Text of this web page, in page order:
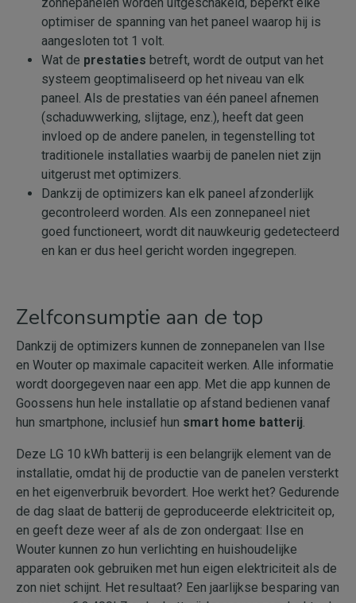
optimiser de spanning van het paneel waarop hij is
aangesloten tot 1 volt.
Wat de prestaties betreft, wordt de output van het
systeem geoptimaliseerd op het niveau van elk
paneel. Als de prestaties van één paneel afnemen
(schaduwwerking, slijtage, enz.), heeft dat geen
invloed op de andere panelen, in tegenstelling tot
traditionele installaties waarbij de panelen niet zijn
uitgerust met optimizers.
Dankzij de optimizers kan elk paneel afzonderlijk
gecontroleerd worden. Als een zonnepaneel niet
goed functioneert, wordt dit nauwkeurig gedetecteerd
en kan er dus heel gericht worden ingegrepen.
Zelfconsumptie aan de top
Dankzij de optimizers kunnen de zonnepanelen van Ilse
en Wouter op maximale capaciteit werken. Alle informatie
wordt doorgegeven naar een app. Met die app kunnen de
Goossens hun hele installatie op afstand bedienen vanaf
hun smartphone, inclusief hun smart home batterij.
Deze LG 10 kWh batterij is een belangrijk element van de
installatie, omdat hij de productie van de panelen versterkt
en het eigenverbruik bevordert. Hoe werkt het? Gedurende
de dag slaat de batterij de geproduceerde elektriciteit op,
en geeft deze weer af als de zon ondergaat: Ilse en
Wouter kunnen zo hun verlichting en huishoudelijke
apparaten ook gebruiken met hun eigen elektriciteit als de
zon niet schijnt. Het resultaat? Een jaarlijkse besparing van